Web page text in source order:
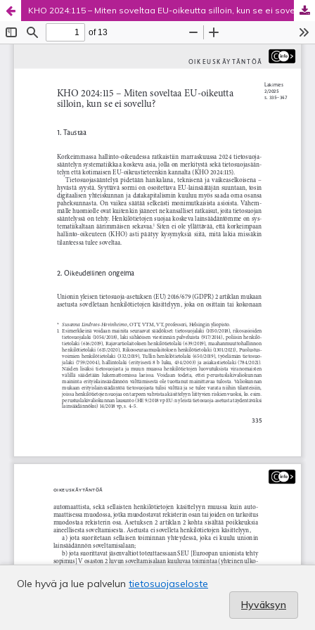
KHO 2024:115 – Miten soveltaa EU-oikeutta silloin, kun se ei sovellu?
Ole hyvä ja lue palvelun tietosuojaseloste
Hyväksyn
Tieteellisten seurain valtuuskunta.